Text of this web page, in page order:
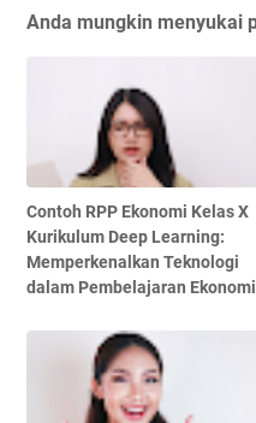
Anda mungkin menyukai
Contoh RPP Ekonomi Kelas X
Kurikulum Deep Learning:
Memperkenalkan Teknologi
dalam Pembelajaran Ekonomi